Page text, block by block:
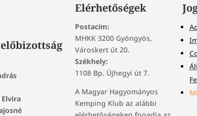
Elérhetőségek
Postacím:
MHKK 3200 Gyöngyös,
Városkert út 20.
Székhely:
1108 Bp. Újhegyi út 7.
A Magyar Hagyományos
Kemping Klub az alábbi